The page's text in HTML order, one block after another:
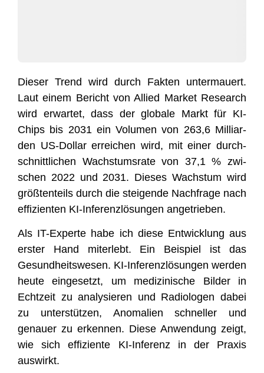
Die­ser Trend wird durch Fak­ten unter­mau­ert.
Laut einem Bericht von Allied Mar­ket Rese­arch
wird erwar­tet, dass der glo­ba­le Markt für KI-
Chips bis 2031 ein Volu­men von 263,6 Mil­li­ar­
den US-Dol­lar errei­chen wird, mit einer durch­
schnitt­li­chen Wachs­tums­ra­te von 37,1 % zwi­
schen 2022 und 2031. Die­ses Wachs­tum wird
größ­ten­teils durch die stei­gen­de Nach­fra­ge nach
effi­zi­en­ten KI-Infe­renz­lö­sun­gen angetrieben.
Als IT-Exper­te habe ich die­se Ent­wick­lung aus
ers­ter Hand mit­er­lebt. Ein Bei­spiel ist das
Gesund­heits­we­sen. KI-Infe­renz­lö­sun­gen wer­den
heu­te ein­ge­setzt, um medi­zi­ni­sche Bil­der in
Echt­zeit zu ana­ly­sie­ren und Radio­lo­gen dabei
zu unter­stüt­zen, Anoma­lien schnel­ler und
genau­er zu erken­nen. Die­se Anwen­dung zeigt,
wie sich effi­zi­en­te KI-Infe­renz in der Pra­xis
auswirkt.